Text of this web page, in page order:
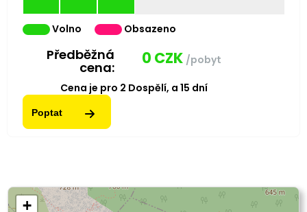
Volno Obsazeno
Předběžná
cena: 0 CZK /pobyt
Cena je pro 2 Dospělí, a 15 dní
Poptat
+